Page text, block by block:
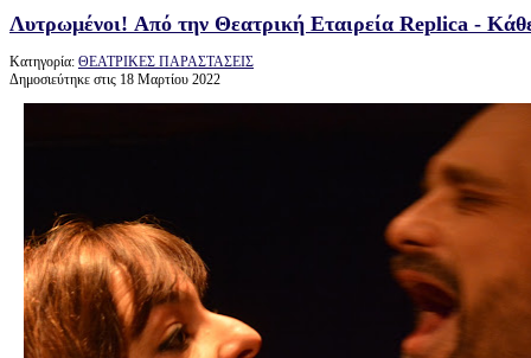
Λυτρωμένοι! Aπό την Θεατρική Εταιρεία Replica -
Κατηγορία: ΘΕΑΤΡΙΚΕΣ ΠΑΡΑΣΤΑΣΕΙΣ
Δημοσιεύτηκε στις 18 Μαρτίου 2022